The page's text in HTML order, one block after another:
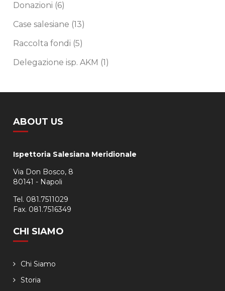
Donazioni (6)
Case salesiane (13)
Raccolta fondi (5)
Delegazione isp. AKM (1)
ABOUT US
Ispettoria Salesiana Meridionale
Via Don Bosco, 8
80141 - Napoli
Tel. 081.7511029
Fax. 081.7516349
CHI SIAMO
Chi Siamo
Storia